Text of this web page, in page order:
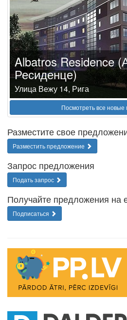
Albatros Residence
Ресиденце)
Улица Вежу 14, Рига
Посмотреть все новые
Разместите свое
Разместить предложение
Запрос предложения
Подать запрос
Получайте предложения на
Подписаться